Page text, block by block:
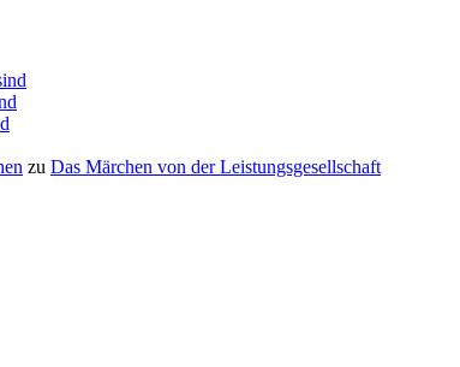
zu Das Mär­chen von der Leistungsgesellschaft